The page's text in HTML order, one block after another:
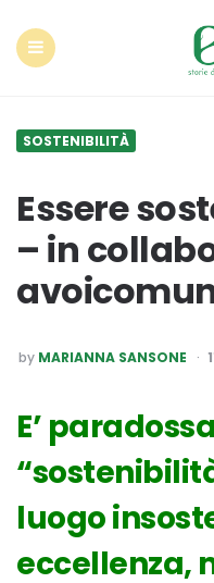
SOSTENIBILITÀ
Essere
– in
POSTED
BY
by MARIANNA SANSONE
E’
luogo
eccellenza,